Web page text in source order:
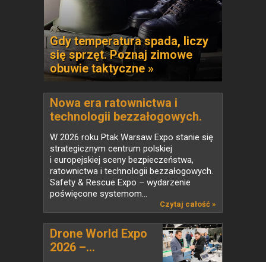
Gdy temperatura spada, liczy
się sprzęt. Poznaj zimowe
obuwie taktyczne »
Nowa era ratownictwa i
technologii bezzałogowych.
Safety & Rescue Expo 2026 i
Drone World Expo łączą siły w
jednym miejscu
W 2026 roku Ptak Warsaw Expo stanie się
strategicznym centrum polskiej
i europejskiej sceny bezpieczeństwa,
ratownictwa i technologii bezzałogowych.
Safety & Rescue Expo – wydarzenie
poświęcone systemom...
Czytaj całość »
Drone World Expo
2026 –...